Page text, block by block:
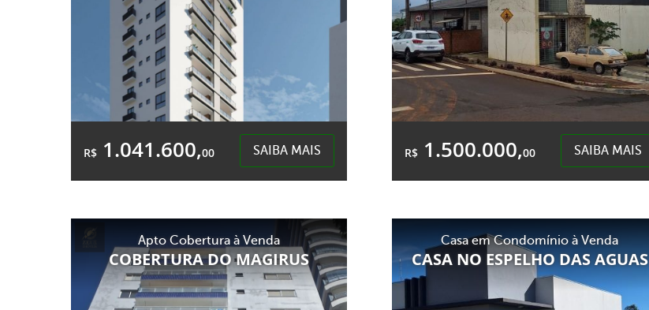
R$ 1.041.600,00 SAIBA MAIS
210,00m²
Área Privativa:
123,00m²
Presidente Médici - Chapecó
R$1.500.000,00 SAIBA MAIS
900,00m²
900,00m²
Esplanada - Chapecó
Apto Cobertura à Venda
COBERTURA DO MAGIRUS
Casa em Condomínio à Venda
CASA NO ESPELHO DAS AGUAS